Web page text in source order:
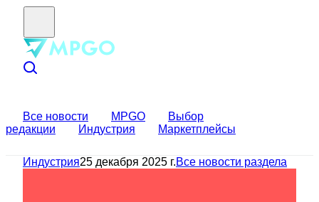
Все новости MPGO
Выбор
редакции
Индустрия Маркетплейсы
Индустрия25 декабря 2025 г.Все новости раздела